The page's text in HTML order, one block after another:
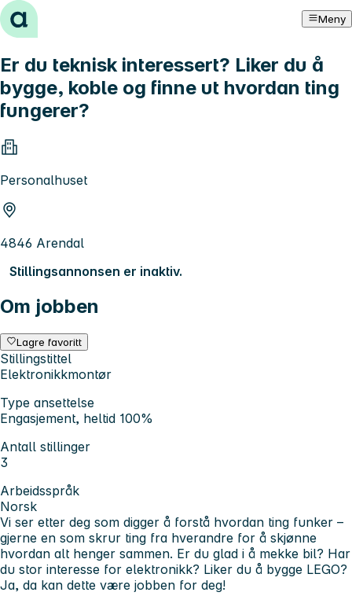
Hopp til innhold Meny
Er du teknisk interessert? Liker du å
bygge, koble og finne ut hvordan ting
fungerer?
Personalhuset
4846 Arendal
Stillingsannonsen er inaktiv.
Om jobben
Lagre favoritt
Stillingstittel
Elektronikkmontør
Type ansettelse
Engasjement, heltid 100%
Antall stillinger
3
Arbeidsspråk
Norsk
Vi ser etter deg som digger å forstå hvordan ting funker –
gjerne en som skrur ting fra hverandre for å skjønne
hvordan alt henger sammen. Er du glad i å mekke bil? Har
du stor interesse for elektronikk? Liker du å bygge LEGO?
Ja, da kan dette være jobben for deg!